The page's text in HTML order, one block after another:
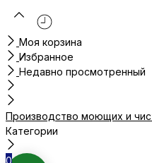
Моя корзина
Избранное
Недавно просмотренный
Производство моющих и
Категории